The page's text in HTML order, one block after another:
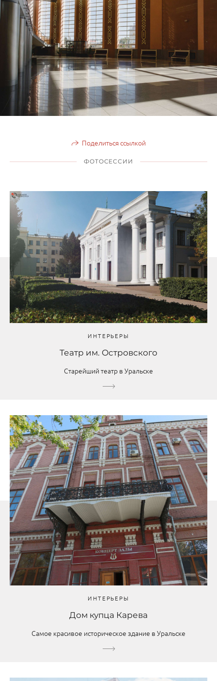
Поделиться ссылкой
ФОТОСЕССИИ
ИНТЕРЬЕРЫ
Театр им. Островского
Старейший театр в Уральске
ИНТЕРЬЕРЫ
Дом купца Карева
Самое красивое историческое здание в Уральске